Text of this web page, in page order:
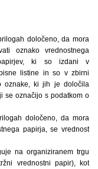
določeno, da mora
oznako vrednostnega
ki so izdani v
listine in so v zbirni
oznake, ki jih je določila
se označijo s podatkom o
določeno, da mora
papirja, se vrednost
na organiziranem trgu
vrednostni papir), kot